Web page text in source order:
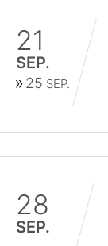
21
SEP.
25 SEP.
28
SEP.